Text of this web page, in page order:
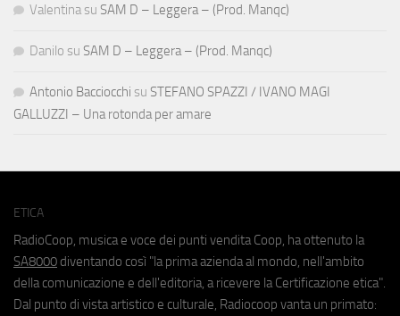
Valentina su SAM D – Leggera – (Prod. Manqc)
Danilo su SAM D – Leggera – (Prod. Manqc)
Antonio Bacciocchi su STEFANO SPAZZI / IVANO MAGI
GALLUZZI – Una rotonda per amare
ETICA
RadioCoop, musica e voce dei punti vendita Coop, ha ottenuto la
SA8000 diventando così "la prima azienda al mondo, nell'ambito
della comunicazione e dell'editoria, a ricevere la Certificazione etica".
Dal punto di vista artistico e culturale, Radiocoop vanta un primato: